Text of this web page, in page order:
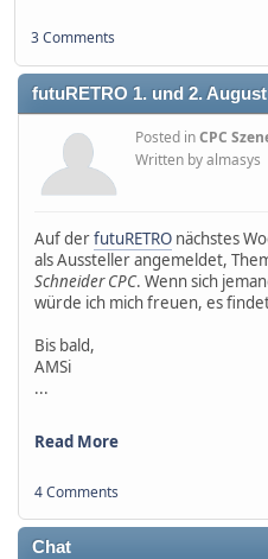
3 Comments
futuRETRO 1. und 2. August
Posted inCPC
Written by almasys
Auf derfutuRETRO nächstes
als Aussteller angemeldet,
Schneider CPC. Wenn sich
würde ich mich freuen, es
Bis bald,
AMSi
...
Read More
4 Comments
Chat